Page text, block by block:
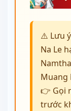
⚠️ Lưu
Na Le
Muang
👉 Gọi
trước